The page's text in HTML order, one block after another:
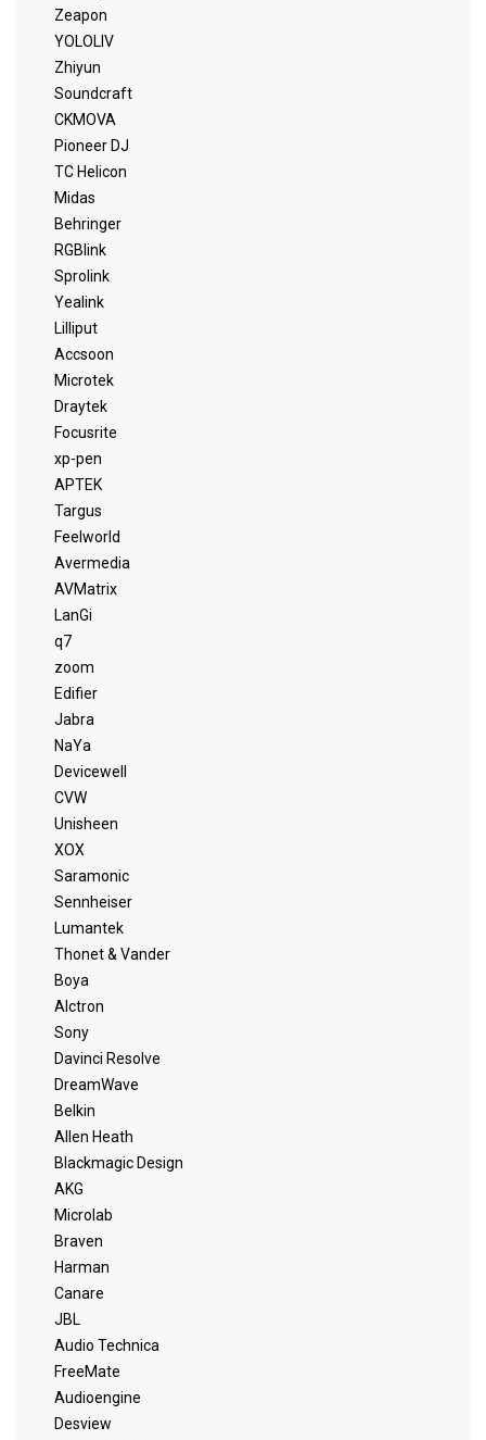
Zeapon
YOLOLIV
Zhiyun
Soundcraft
CKMOVA
Pioneer DJ
TC Helicon
Midas
Behringer
RGBlink
Sprolink
Yealink
Lilliput
Accsoon
Microtek
Draytek
Focusrite
xp-pen
APTEK
Targus
Feelworld
Avermedia
AVMatrix
LanGi
q7
zoom
Edifier
Jabra
NaYa
Devicewell
CVW
Unisheen
XOX
Saramonic
Sennheiser
Lumantek
Thonet & Vander
Boya
Alctron
Sony
Davinci Resolve
DreamWave
Belkin
Allen Heath
Blackmagic Design
AKG
Microlab
Braven
Harman
Canare
JBL
Audio Technica
FreeMate
Audioengine
Desview